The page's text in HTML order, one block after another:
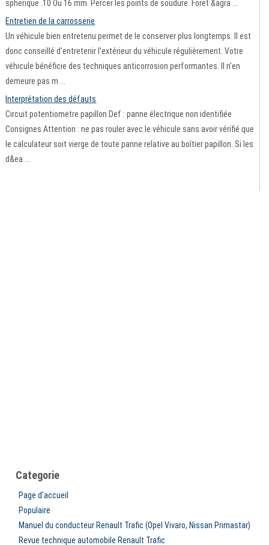
spherique .10 Ou 16 mm. Percer les points de soudure. Foret &agra ...
Entretien de la carrosserie
Un véhicule bien entretenu permet de le conserver plus longtemps. Il est
donc conseillé d'entretenir l'extérieur du véhicule régulièrement. Votre
véhicule bénéficie des techniques anticorrosion performantes. Il n'en
demeure pas m ...
Interprétation des défauts
Circuit potentiometre papillon Def : panne électrique non identifiée
Consignes Attention : ne pas rouler avec le véhicule sans avoir vérifié que
le calculateur soit vierge de toute panne relative au boîtier papillon. Si les
d&ea ...
Categorie
Page d'accueil
Populaire
Manuel du conducteur Renault Trafic (Opel Vivaro, Nissan Primastar)
Revue technique automobile Renault Trafic